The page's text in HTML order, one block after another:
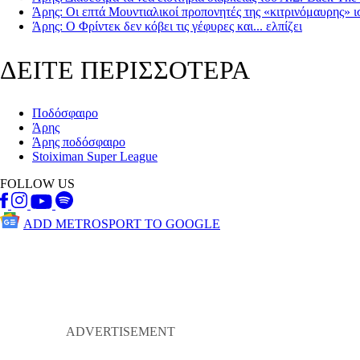
Άρης: Οι επτά Μουντιαλικοί προπονητές της «κιτρινόμαυρης»
Άρης: Ο Φρίντεκ δεν κόβει τις γέφυρες και... ελπίζει
ΔΕΙΤΕ ΠΕΡΙΣΣΟΤΕΡΑ
Ποδόσφαιρο
Άρης
Άρης ποδόσφαιρο
Stoiximan Super League
FOLLOW US
ADD METROSPORT TO GOOGLE